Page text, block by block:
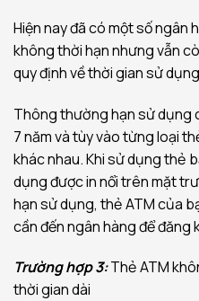
Hiện nay đã có một số ngân
không thời hạn nhưng vẫn
quy định về thời gian sử
Thông thường hạn sử dụng
7 năm và tùy vào từng loại
khác nhau. Khi sử dụng thẻ
dụng được in nổi trên mặt
hạn sử dụng, thẻ ATM của
cần đến ngân hàng để đăng
Trường hợp 3:Thẻ ATM
thời gian dài